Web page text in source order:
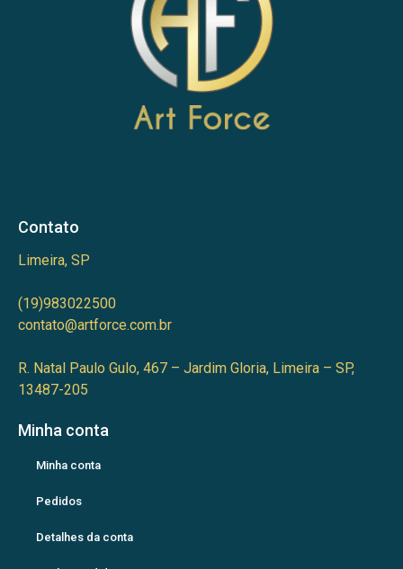
Contato
Limeira, SP
(19)983022500
contato@artforce.com.br
R. Natal Paulo Gulo, 467 – Jardim Gloria, Limeira – SP,
13487-205
Minha conta
Minha conta
Pedidos
Detalhes da conta